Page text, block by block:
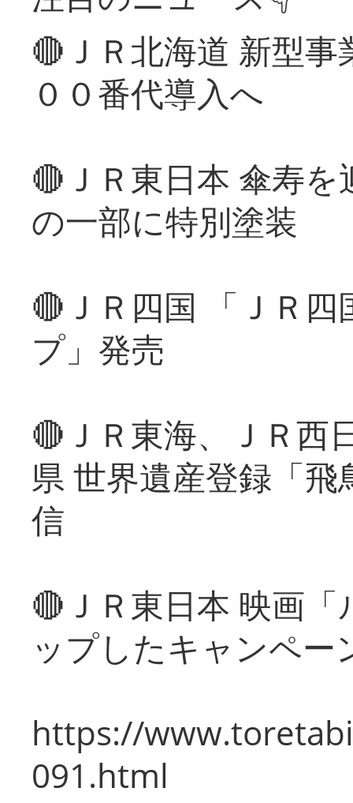
🔴ＪＲ北海道 新型
００番代導入へ
🔴ＪＲ東日本 傘寿
の一部に特別塗装
🔴ＪＲ四国 「ＪＲ
プ」発売
🔴ＪＲ東海、ＪＲ西
県 世界遺産登録「
信
🔴ＪＲ東日本 映画
ップしたキャンペー
https://
091.html